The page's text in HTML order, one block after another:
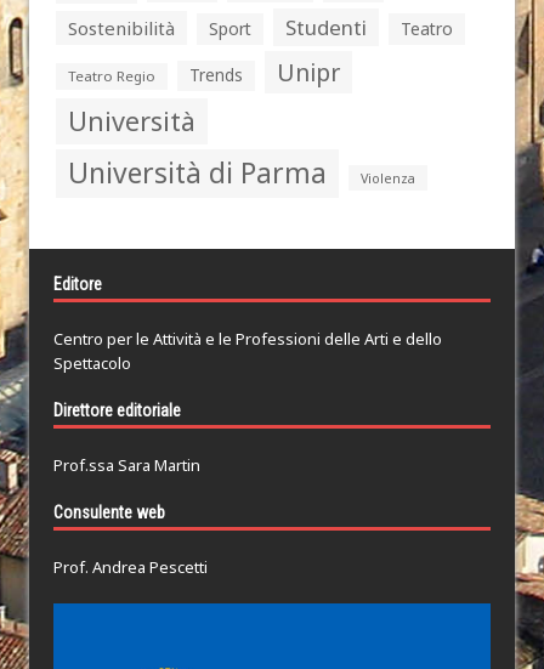
Sostenibilità Sport Studenti Teatro
Teatro Regio Trends Unipr
Università
Università di Parma Violenza
Editore
Centro per le Attività e le Professioni delle Arti e dello
Spettacolo
Direttore editoriale
Prof.ssa Sara Martin
Consulente web
Prof. Andrea Pescetti